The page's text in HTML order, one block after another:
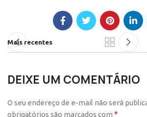
Mais recentes
DEIXE UM COMENTÁRIO
O seu endereço de e-mail não será
obrigatórios são marcados com *